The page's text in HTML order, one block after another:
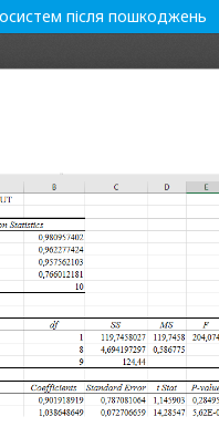
після пошкоджень